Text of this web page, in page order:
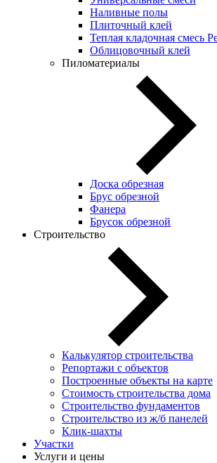
Наливные полы
Плиточный клей
Теплая кладочная смесь
Облицовочный клей
Пиломатериалы
Доска обрезная
Брус обрезной
Фанера
Брусок обрезной
Строительство
Калькулятор строительства
Репортажи с объектов
Построенные объекты на карте
Стоимость строительства дома
Строительство фундаментов
Строительство из ж/б панелей
Клик-шахты
Участки
Услуги и цены